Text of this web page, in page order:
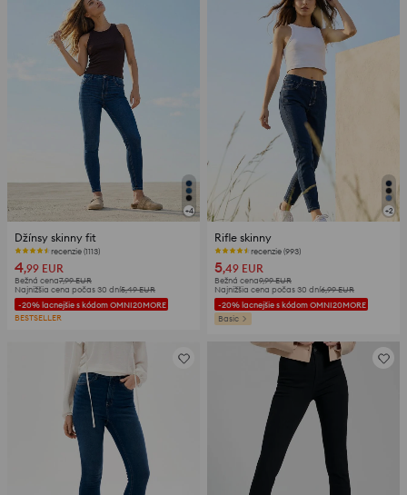
+4
Džínsy skinny fit
recenzie (1113)
4,99 EUR
Bežná cena7,99EUR
Najnižšia cena počas 30 dní5,49EUR
-20% lacnejšie s kódom OMNI20MORE
BESTSELLER
+2
Rifle skinny
recenzie (993)
5,49 EUR
Bežná cena9,99EUR
Najnižšia cena počas 30 dní6,99EUR
-20% lacnejšie s kódom OMNI20MORE
Basic